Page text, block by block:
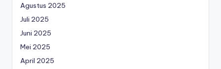
Agustus 2025
Juli 2025
Juni 2025
Mei 2025
April 2025